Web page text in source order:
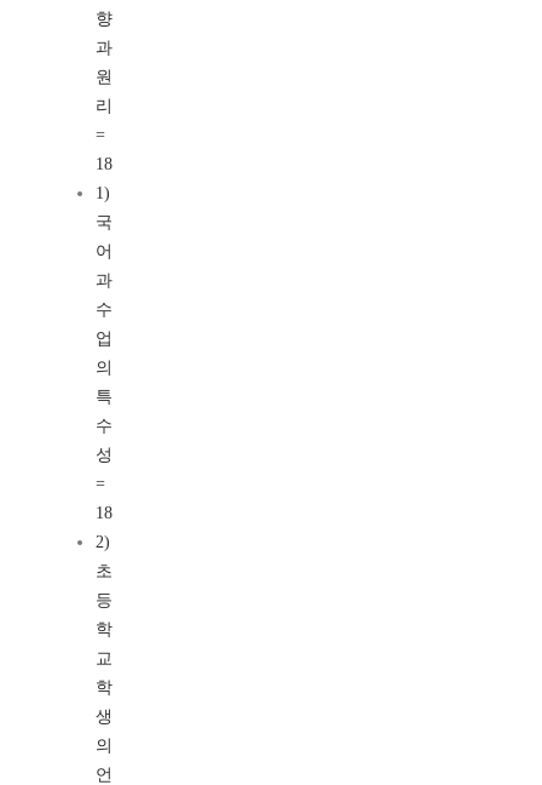
향
과
원
리
=
18
1)
국
어
과
수
업
의
특
수
성
=
18
2)
초
등
학
교
학
생
의
언